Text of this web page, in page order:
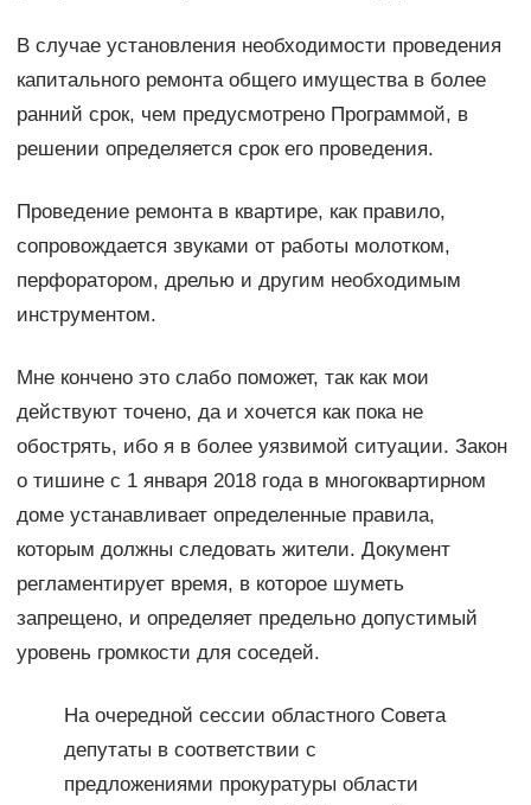
В случае установления необходимости проведения
капитального ремонта общего имущества в более
ранний срок, чем предусмотрено Программой, в
решении определяется срок его проведения.
Проведение ремонта в квартире, как правило,
сопровождается звуками от работы молотком,
перфоратором, дрелью и другим необходимым
инструментом.
Мне кончено это слабо поможет, так как мои
действуют точено, да и хочется как пока не
обострять, ибо я в более уязвимой ситуации. Закон
о тишине с 1 января 2018 года в многоквартирном
доме устанавливает определенные правила,
которым должны следовать жители. Документ
регламентирует время, в которое шуметь
запрещено, и определяет предельно допустимый
уровень громкости для соседей.
На очередной сессии областного Совета
депутаты в соответствии с
предложениями прокуратуры области